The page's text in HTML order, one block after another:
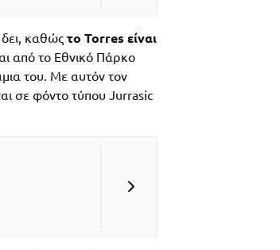
δει, καθώς το Torres είναι
από το Εθνικό Πάρκο
του. Με αυτόν τον
σε φόντο τύπου Jurrasic